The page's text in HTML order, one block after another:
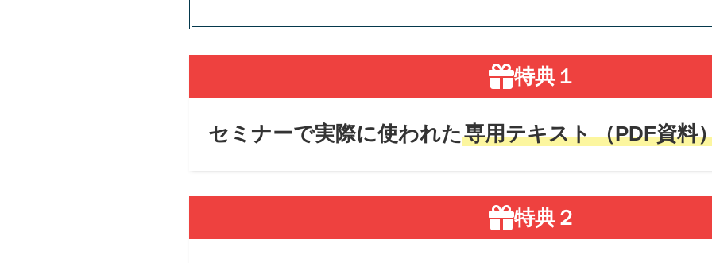
特典１
セミナーで実際に使われた専用テキスト（PDF資料
特典２